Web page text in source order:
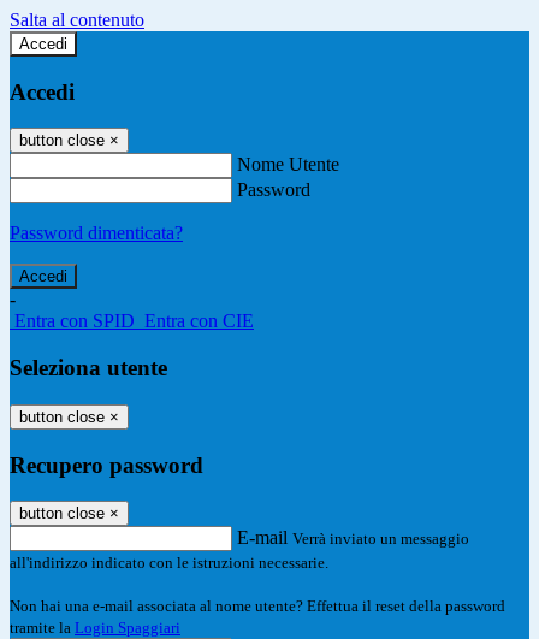
Salta al contenuto
Accedi
Accedi
button close ×
Nome Utente
Password
Password dimenticata?
-
Entra con SPID Entra con CIE
Seleziona utente
button close ×
Recupero password
button close ×
E-mail Verrà inviato un messaggio
all'indirizzo indicato con le istruzioni necessarie.
Non hai una e-mail associata al nome utente? Effettua il reset della password
tramite la Login Spaggiari